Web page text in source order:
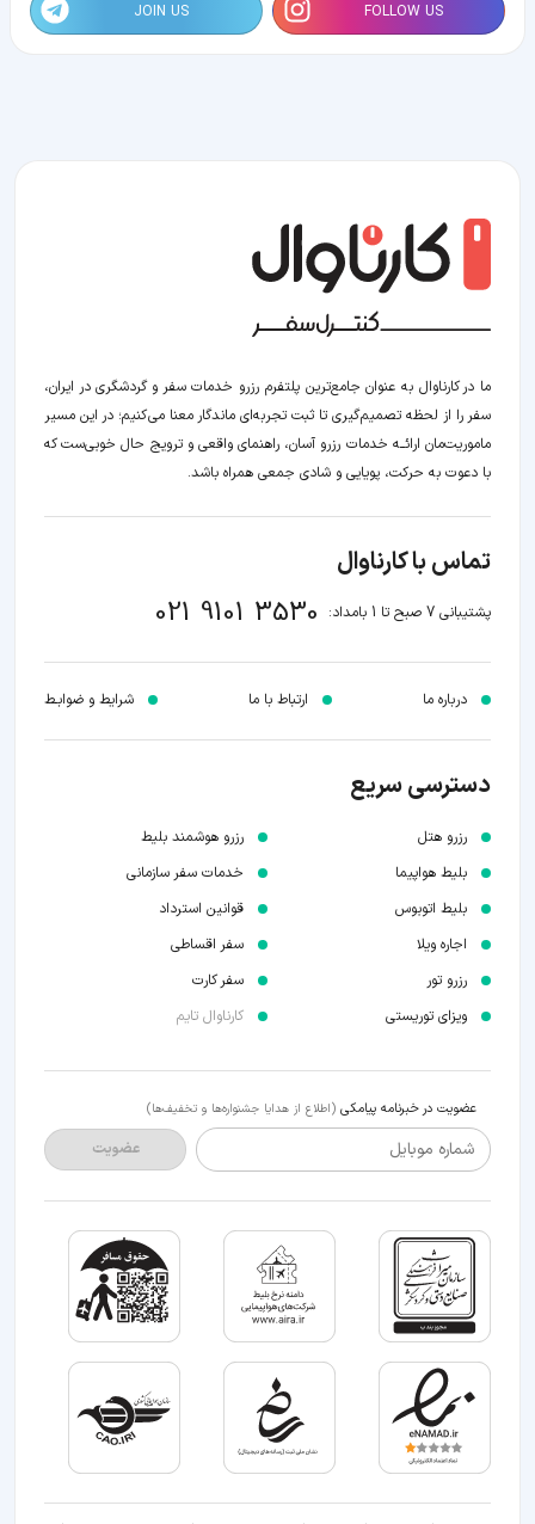
FOLLOW US
JOIN US
ما در کارناوال به عنوان جامع‌ترین پلتفرم رزرو خدمات سفر و گردشگری در ایران،
سفر را از لحظه‌ تصمیم‌گیری تا ثبت تجربه‌ای ماندگار معنا می‌کنیم؛ در این مسیر‍
ماموریت‌مان اراﺋــﻪ خدمات رزرو آسان، راهنمای واقعی و ترویج حال خوبی‌ست که
با دعوت به حرکت، پویایی و شادی جمعی همراه باشد.
تماس با کارناوال
پشتیبانی 7 صبح تا 1 بامداد: 021 9101 3530
درباره ما ارتباط با ما شرایط و ضوابـط
دسترسی سریع
رزرو هتل
بلیط هواپیما
بلیط اتوبوس
اجاره ویلا
رزرو تور
ویزای توریستی
رزرو هوشمند بلیط
خدمات سفر سازمانی
قوانین استرداد
سفر اقساطی
سفر کارت
کارناوال تایم
عضویت در خبرنامه پیامکی (اطلاع از هدایا جشنواره‌ها و تخفیف‌ها)
شماره موبایل عضویت